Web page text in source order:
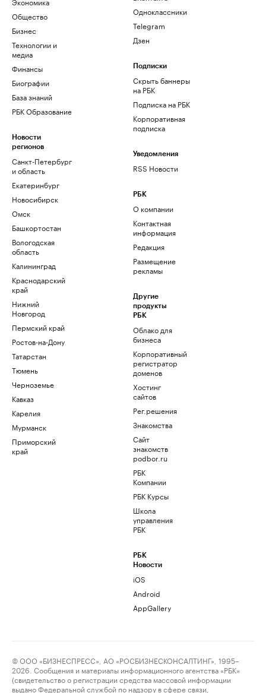
Общество
Бизнес
Технологии и
медиа
Финансы
Биографии
База знаний
РБК Образование
Новости
регионов
Санкт-Петербург
и область
Екатеринбург
Новосибирск
Омск
Башкортостан
Вологодская
область
Калининград
Краснодарский
край
Нижний
Новгород
Пермский край
Ростов-на-Дону
Татарстан
Тюмень
Черноземье
Кавказ
Карелия
Мурманск
Приморский
край
Одноклассники
Telegram
Дзен
Подписки
Скрыть баннеры
на РБК
Подписка на РБК
Корпоративная
подписка
Уведомления
RSS Новости
РБК
О компании
Контактная
информация
Редакция
Размещение
рекламы
Другие
продукты
РБК
Облако для
бизнеса
Корпоративный
регистратор
доменов
Хостинг
сайтов
Рег.решения
Знакомства
Сайт
знакомств
podbor.ru
РБК
Компании
РБК Курсы
Школа
управления
РБК
РБК
Новости
iOS
Android
AppGallery
© ООО «БИЗНЕСПРЕСС», АО «РОСБИЗНЕСКОНСАЛТИНГ», 1995–
2026. Сообщения и материалы информационного агентства «РБК»
(свидетельство о регистрации средства массовой информации
выдано Федеральной службой по надзору в сфере связи,